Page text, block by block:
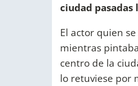
ciudad pasadas
El actor quien
mientras
centro de la
lo retuviese por